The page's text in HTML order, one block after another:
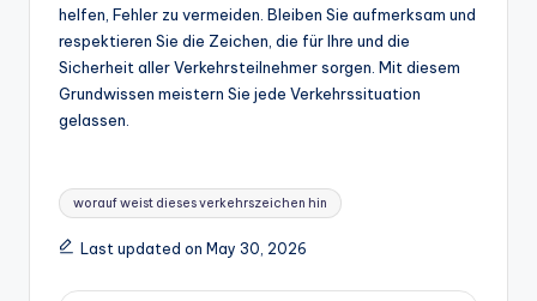
helfen, Fehler zu vermeiden. Bleiben Sie aufmerksam und
respektieren Sie die Zeichen, die für Ihre und die
Sicherheit aller Verkehrsteilnehmer sorgen. Mit diesem
Grundwissen meistern Sie jede Verkehrssituation
gelassen.
Tags:
worauf weist dieses verkehrszeichen hin
Last updated on May 30, 2026